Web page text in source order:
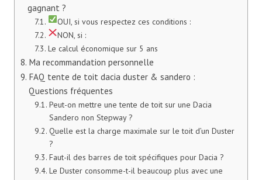
gagnant ?
OUI, si vous respectez ces conditions :
NON, si :
Le calcul économique sur 5 ans
Ma recommandation personnelle
FAQ tente de toit dacia duster & sandero :
Questions fréquentes
Peut-on mettre une tente de toit sur une Dacia
Sandero non Stepway ?
Quelle est la charge maximale sur le toit d’un Duster
?
Faut-il des barres de toit spécifiques pour Dacia ?
Le Duster consomme-t-il beaucoup plus avec une